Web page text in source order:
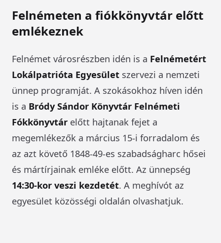
Felnémeten a fiókkönyvtár előtt
emlékeznek
Felnémet városrészben idén is a Felnémetért
Lokálpatrióta Egyesület szervezi a nemzeti
ünnep programját. A szokásokhoz híven idén
is a Bródy Sándor Könyvtár Felnémeti
Fókkönyvtár előtt hajtanak fejet a
megemlékezők a március 15-i forradalom és
az azt követő 1848-49-es szabadságharc hősei
és mártírjainak emléke előtt. Az ünnepség
14:30-kor veszi kezdetét. A meghívót az
egyesület közösségi oldalán olvashatjuk.